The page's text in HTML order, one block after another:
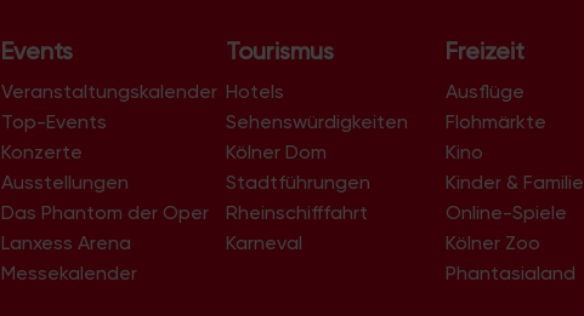
Events
Veranstaltungskalender
Top-Events
Konzerte
Ausstellungen
Das Phantom der Oper
Lanxess Arena
Messekalender
Tourismus
Hotels
Sehenswürdigkeiten
Kölner Dom
Stadtführungen
Rheinschifffahrt
Karneval
Freizeit
Ausflüge
Flohmärkte
Kino
Kinder & Familie
Online-Spiele
Kölner Zoo
Phantasialand